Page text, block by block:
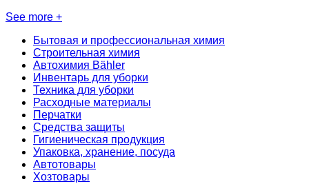
See more +
Бытовая и профессиональная химия
Строительная химия
Автохимия Bähler
Инвентарь для уборки
Техника для уборки
Расходные материалы
Перчатки
Средства защиты
Гигиеническая продукция
Упаковка, хранение, посуда
Автотовары
Хозтовары